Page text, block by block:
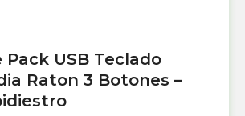
Pack USB Teclado
Raton 3 Botones –